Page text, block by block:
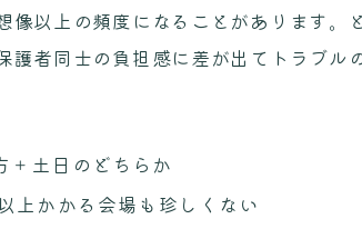
像以上の頻度になることがあります。
護者同士の負担感に差が出てトラブル
＋土日のどちらか
上かかる会場も珍しくない